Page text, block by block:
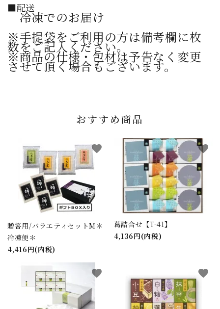
■配送
冷凍でのお届け
※手提袋をご利用の方は備考欄に枚
数をご記入ください。
※商品の仕様・包材は予告なく変更
させて頂く場合もございます。
おすすめ商品
贈答用/バラエティセットM＊
冷凍便＊
4,416円(内税)
favorite
葛詰合せ【T-41】
4,136円(内税)
favorite
favorite favorite